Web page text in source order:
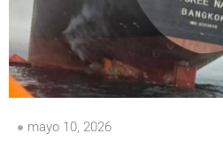
mayo 10, 2026